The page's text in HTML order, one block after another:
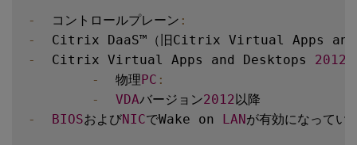
-
  コントロールプレーン
:
-
-
  Citrix Virtual Apps and Desktops
2012
-
  物理
PC :
-
VDAバージョン2012
-
BIOSおよびNICでWake on LANが有効になってい